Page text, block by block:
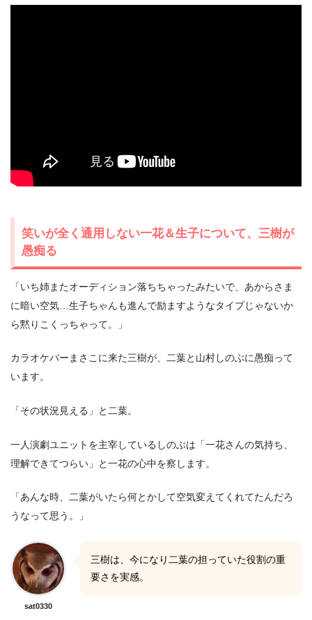
笑いが全く通用しない一花＆生子について、三樹が
愚痴る
「いち姉またオーディション落ちちゃったみたいで、あからさま
に暗い空気…生子ちゃんも進んで励ますようなタイプじゃないか
ら黙りこくっちゃって。」
カラオケバーまさこに来た三樹が、二葉と山村しのぶに愚痴って
います。
「その状況見える」と二葉。
一人演劇ユニットを主宰しているしのぶは「一花さんの気持ち、
理解できてつらい」と一花の心中を察します。
「あんな時、二葉がいたら何とかして空気変えてくれてたんだろ
うなって思う。」
sat0330
三樹は、今になり二葉の担っていた役割の重
要さを実感。